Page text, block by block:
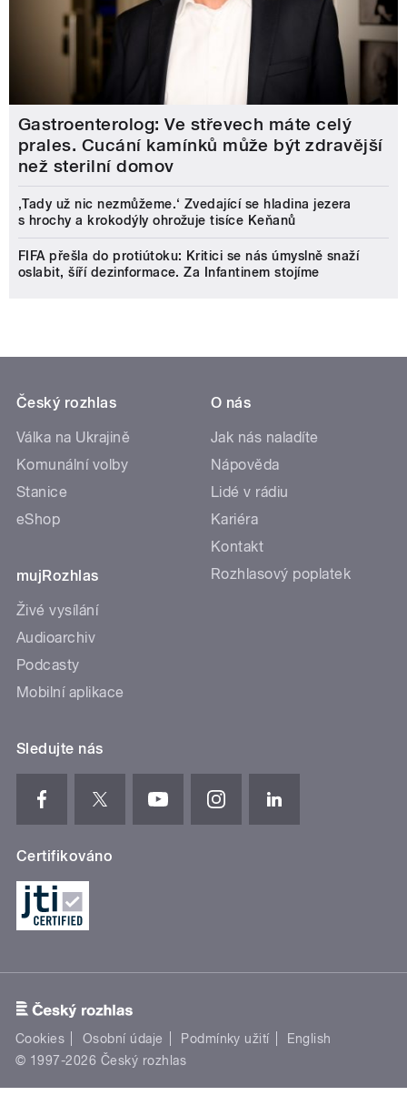
Gastroenterolog: Ve střevech máte celý
prales. Cucání kamínků může být zdravější
než sterilní domov
‚Tady už nic nezmůžeme.‘ Zvedající se hladina jezera
s hrochy a krokodýly ohrožuje tisíce Keňanů
FIFA přešla do protiútoku: Kritici se nás úmyslně snaží
oslabit, šíří dezinformace. Za Infantinem stojíme
Český rozhlas
Válka na Ukrajině
Komunální volby
Stanice
eShop
mujRozhlas
Živé vysílání
Audioarchiv
Podcasty
Mobilní aplikace
O nás
Jak nás naladíte
Nápověda
Lidé v rádiu
Kariéra
Kontakt
Rozhlasový poplatek
Sledujte nás
Certifikováno
Cookies Osobní údaje Podmínky užití
English
© 1997-2026 Český rozhlas